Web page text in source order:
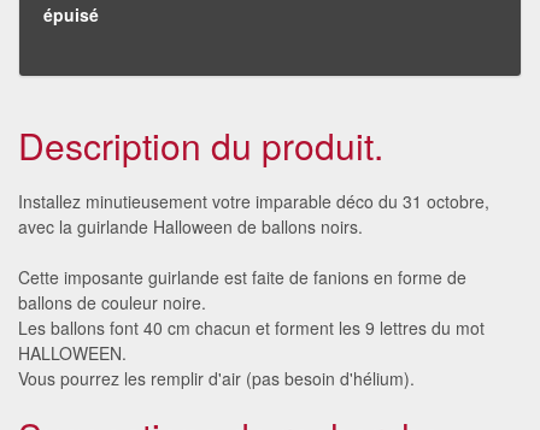
épuisé
Description du produit.
Installez minutieusement votre imparable déco du 31 octobre,
avec la guirlande Halloween de ballons noirs.
Cette imposante guirlande est faite de fanions en forme de
ballons de couleur noire.
Les ballons font 40 cm chacun et forment les 9 lettres du mot
HALLOWEEN.
Vous pourrez les remplir d'air (pas besoin d'hélium).